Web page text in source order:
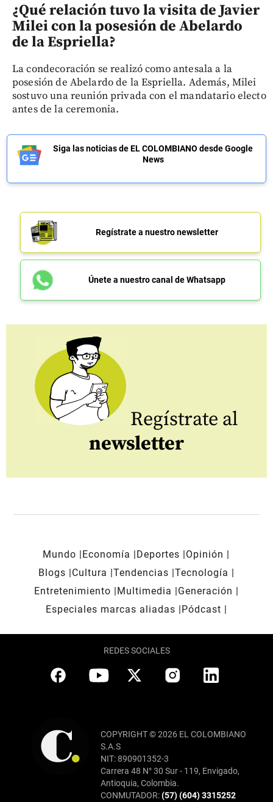
¿Qué relación tuvo la visita de Javier
Milei con la posesión de Abelardo
de la Espriella?
La condecoración se realizó como antesala a la
posesión de Abelardo de la Espriella. Además, Milei
sostuvo una reunión privada con el mandatario electo
antes de la ceremonia.
Siga las noticias de EL COLOMBIANO desde Google
News
Regístrate a nuestro newsletter
Únete a nuestro canal de Whatsapp
Regístrate al
newsletter
Mundo Economía Deportes
Opinión
Blogs
Cultura Tendencias Tecnología
Entretenimiento
Multimedia
Generación
Especiales marcas aliadas
Pódcast
REDES SOCIALES
COPYRIGHT © 2026 EL COLOMBIANO
S.A.S
NIT: 890901352-3
Carrera 48 N° 30 Sur - 119, Envigado,
Antioquia, Colombia.
CONMUTADOR:(57) (604) 3315252